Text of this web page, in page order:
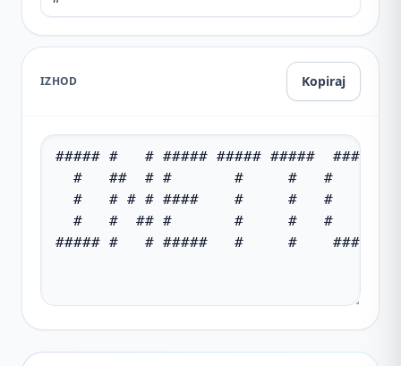
IZHOD Kopiraj